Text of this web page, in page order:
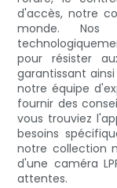
d'accès, notre
monde. Nos
pour résister
garantissant
notre équipe
fournir des
vous trouviez
besoins
notre collection
d'une caméra
attentes.